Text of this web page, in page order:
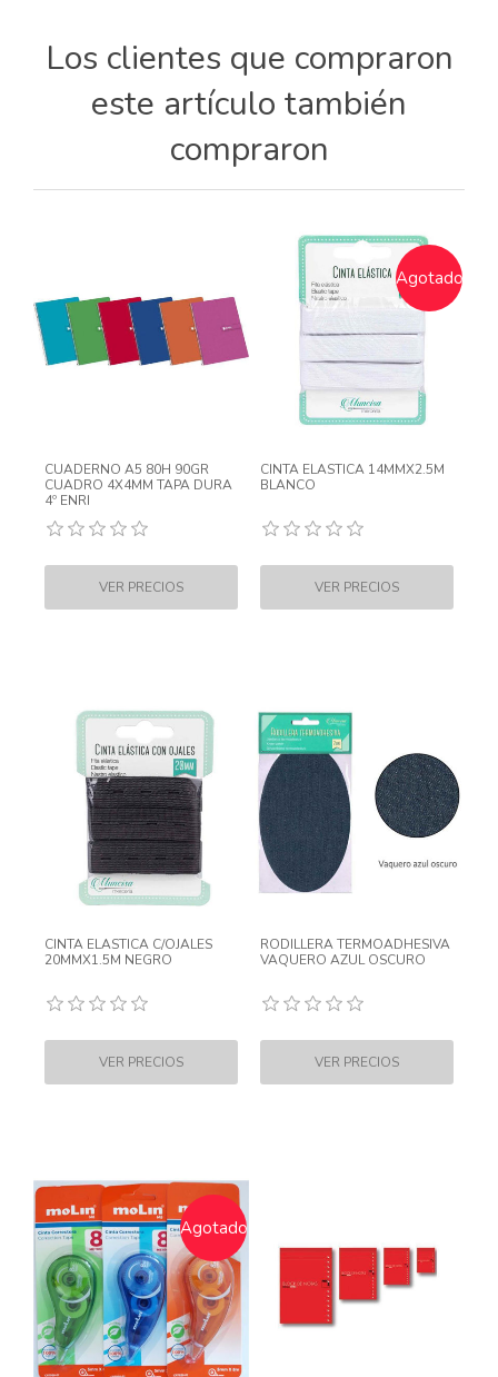
Los clientes que compraron
este artículo también
compraron
CUADERNO A5 80H 90GR
CUADRO 4X4MM TAPA DURA
4º ENRI
Agotado
CINTA ELASTICA 14MMX2.5M
BLANCO
CINTA ELASTICA C/OJALES
20MMX1.5M NEGRO
RODILLERA TERMOADHESIVA
VAQUERO AZUL OSCURO
Agotado